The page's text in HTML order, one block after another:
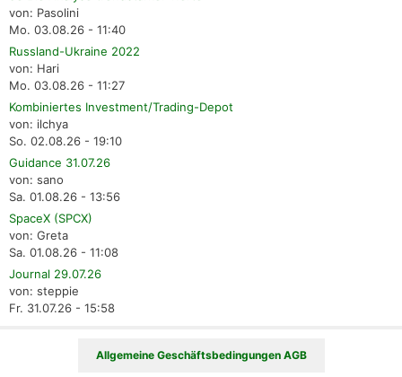
von: Pasolini
Mo. 03.08.26 - 11:40
Russland-Ukraine 2022
von: Hari
Mo. 03.08.26 - 11:27
Kombiniertes Investment/Trading-Depot
von: ilchya
So. 02.08.26 - 19:10
Guidance 31.07.26
von: sano
Sa. 01.08.26 - 13:56
SpaceX (SPCX)
von: Greta
Sa. 01.08.26 - 11:08
Journal 29.07.26
von: steppie
Fr. 31.07.26 - 15:58
Allgemeine Geschäftsbedingungen AGB